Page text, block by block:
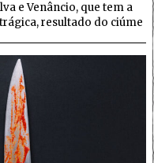
e Venâncio, que tem a
resultado do ciúme